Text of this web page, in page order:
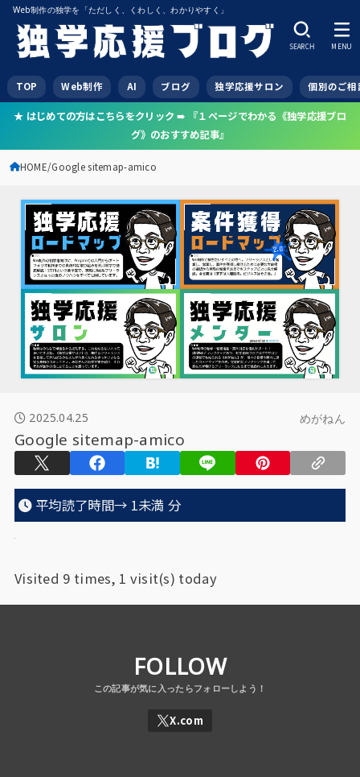
Web制作の独学を「ただしく、くわしく、わかりやすく」
TOP Web制作 AI ブログ 独学応援サロン 個別のご相
SEARCH MENU
★ はじめての方はこちらをクリック ➠ 『１ページでわかる《独学応援ブロ
グ》のおすすめ記事』
HOME Google sitemap-amico
2025.04.25 めがねん
Google sitemap-amico
平均読了時間→ 1未満 分
Visited 9 times, 1 visit(s) today
FOLLOW